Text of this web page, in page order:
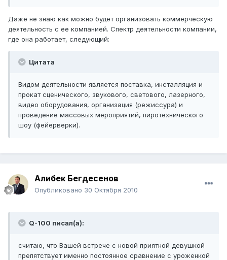
Даже не знаю как можно будет организовать коммерческую
деятельность с ее компанией. Спектр деятельности компании,
где она работает, следующий:
Цитата
Видом деятельности является поставка, инсталляция и
прокат сценического, звукового, светового, лазерного,
видео оборудования, организация (режиссура) и
проведение массовых мероприятий, пиротехнического
шоу (фейерверки).
Алибек Бегдесенов
Опубликовано 30 Октября 2010
Q-100 писал(а):
считаю, что Вашей встрече с новой приятной девушкой
препятствует именно постоянное сравнение с уроженкой